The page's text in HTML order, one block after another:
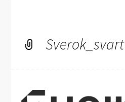
Sverok_svart